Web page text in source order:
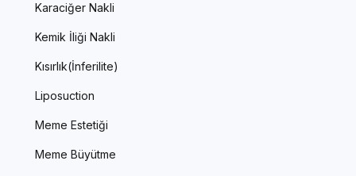
Karaciğer Nakli
Kemik İliği Nakli
Kısırlık(İnferilite)
Liposuction
Meme Estetiği
Meme Büyütme